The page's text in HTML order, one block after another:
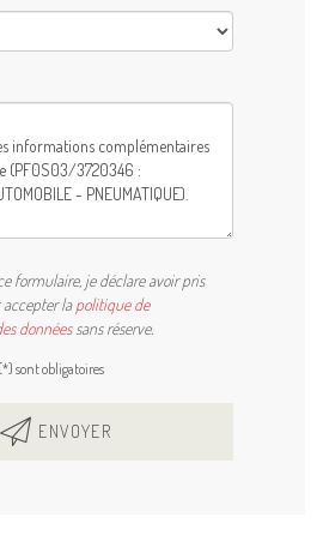
formulaire, je déclare avoir pris
accepter lapolitique de
donnéessans réserve.
sont obligatoires
ENVOYER